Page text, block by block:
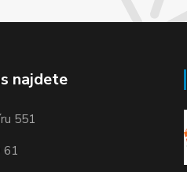
najdete
551
61